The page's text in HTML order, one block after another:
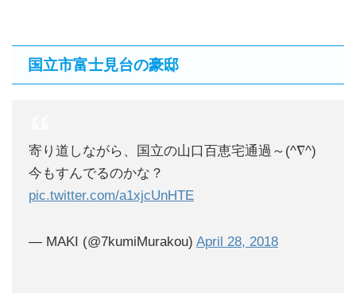
国立市富士見台の豪邸
寄り道しながら、国立の山口百恵宅通過～(^∇^)
今もすんでるのかな？
pic.twitter.com/a1xjcUnHTE
— MAKI (@7kumiMurakou) April 28, 2018